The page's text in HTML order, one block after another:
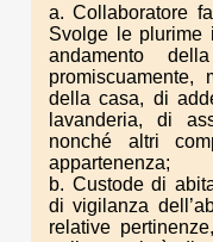
a. Collaboratore
Svolge le plurime
andamento
della casa, di
lavanderia, di
nonché altri
appartenenza;
b. Custode di
di vigilanza
relative